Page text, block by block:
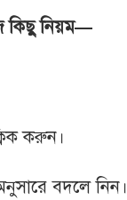
কিছু নিয়ম—
করুন।
বদলে নিন।